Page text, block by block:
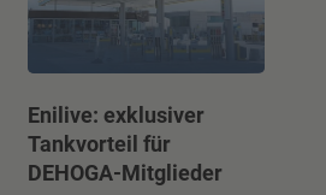
Enilive: exklusiver
Tankvorteil für
DEHOGA-Mitglieder